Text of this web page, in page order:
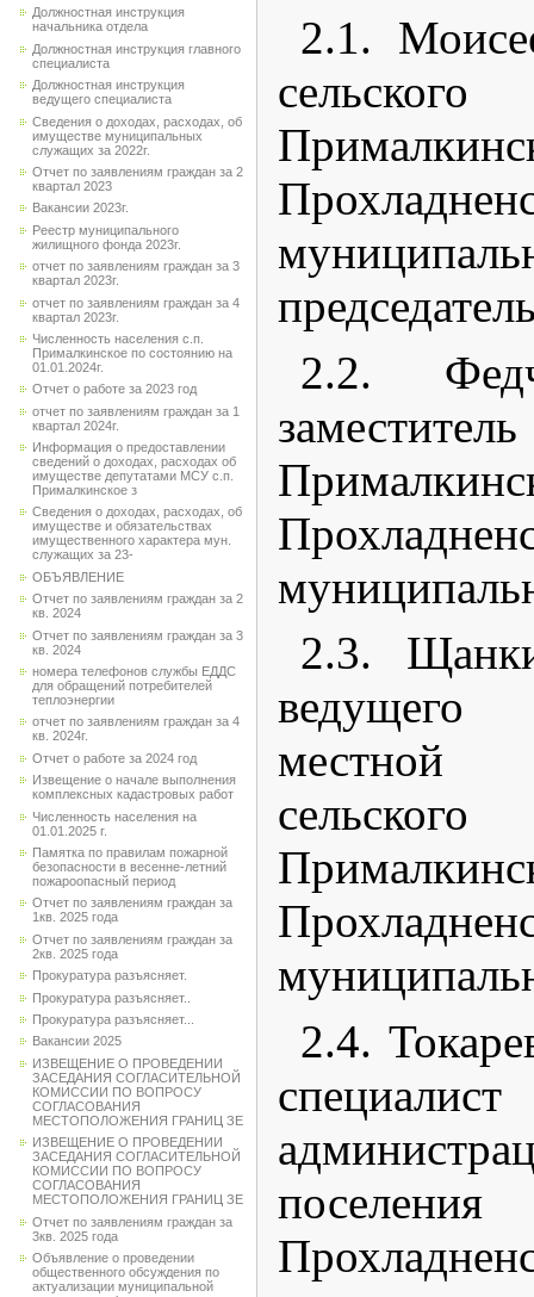
Должностная инструкция
начальника отдела
Должностная инструкция главного
специалиста
Должностная инструкция
ведущего специалиста
Сведения о доходах, расходах, об
имуществе муниципальных
служащих за 2022г.
Отчет по заявлениям граждан за 2
квартал 2023
Вакансии 2023г.
Реестр муниципального
жилищного фонда 2023г.
отчет по заявлениям граждан за 3
квартал 2023г.
отчет по заявлениям граждан за 4
квартал 2023г.
Численность населения с.п.
Прималкинское по состоянию на
01.01.2024г.
Отчет о работе за 2023 год
отчет по заявлениям граждан за 1
квартал 2024г.
Информация о предоставлении
сведений о доходах, расходах об
имуществе депутатами МСУ с.п.
Прималкинское з
Сведения о доходах, расходах, об
имуществе и обязательствах
имущественного характера мун.
служащих за 23-
ОБЪЯВЛЕНИЕ
Отчет по заявлениям граждан за 2
кв. 2024
Отчет по заявлениям граждан за 3
кв. 2024
номера телефонов службы ЕДДС
для обращений потребителей
теплоэнергии
отчет по заявлениям граждан за 4
кв. 2024г.
Отчет о работе за 2024 год
Извещение о начале выполнения
комплексных кадастровых работ
Численность населения на
01.01.2025 г.
Памятка по правилам пожарной
безопасности в весенне-летний
пожароопасный период
Отчет по заявлениям граждан за
1кв. 2025 года
Отчет по заявлениям граждан за
2кв. 2025 года
Прокуратура разъясняет.
Прокуратура разъясняет..
Прокуратура разъясняет...
Вакансии 2025
ИЗВЕЩЕНИЕ О ПРОВЕДЕНИИ
ЗАСЕДАНИЯ СОГЛАСИТЕЛЬНОЙ
КОМИССИИ ПО ВОПРОСУ
СОГЛАСОВАНИЯ
МЕСТОПОЛОЖЕНИЯ ГРАНИЦ ЗЕ
ИЗВЕЩЕНИЕ О ПРОВЕДЕНИИ
ЗАСЕДАНИЯ СОГЛАСИТЕЛЬНОЙ
КОМИССИИ ПО ВОПРОСУ
СОГЛАСОВАНИЯ
МЕСТОПОЛОЖЕНИЯ ГРАНИЦ ЗЕ
Отчет по заявлениям граждан за
3кв. 2025 года
Объявление о проведении
общественного обсуждения по
актуализации муниципальной
2.1.
2.2.
2.3.
местной
2.4.